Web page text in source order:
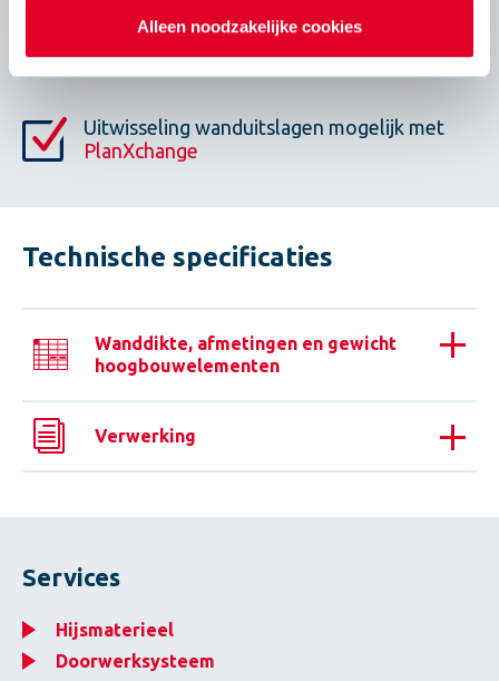
Alleen noodzakelijke cookies
Meer vloeroppervlak dan bij standaard
kalkzandsteenelementen.
Uitwisseling wanduitslagen mogelijk met
PlanXchange
Technische specificaties
Wanddikte, afmetingen en gewicht
hoogbouwelementen
Verwerking
Services
Hijsmaterieel
Doorwerksysteem